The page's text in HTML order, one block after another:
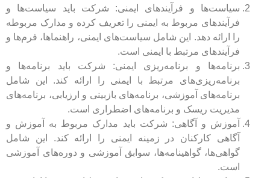
سیاست‌ها و فرآیندهای ایمنی: شرکت باید سیاست‌ها و
فرآیندهای مربوط به ایمنی را تعریف کرده و مدارک مربوطه
را ارائه دهد. این شامل سیاست‌های ایمنی، راهنماها، فرم‌ها و
فرآیندهای مرتبط با ایمنی است.
برنامه‌ها و برنامه‌ریزی ایمنی: شرکت باید برنامه‌ها و
برنامه‌ریزی‌های مرتبط با ایمنی را ارائه کند. این شامل
برنامه‌های آموزشی، برنامه‌های بازبینی و ارزیابی، برنامه‌های
مدیریت ریسک و برنامه‌های اضطراری است.
آموزش و آگاهی: شرکت باید مدارک مربوط به آموزش و
آگاهی کارکنان در زمینه ایمنی را ارائه کند. این شامل
گواهی‌ها، گواهینامه‌ها، سوابق آموزشی و دوره‌های آموزشی
است.